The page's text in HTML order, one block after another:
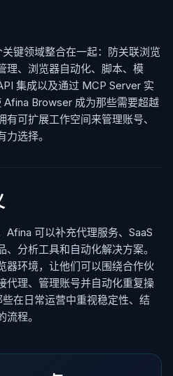
键领域整合在一起：防关联浏览
理、浏览器自动化、脚本、模
集成以及通过 MCP Server 实
Afina Browser 成为那些需要超越
可扩展工作空间来管理账号、
选择。
Afina 可以补充代理服务、SaaS
分析工具和自动化解决方案。
器环境，让他们可以围绕合作伙
代理、管理账号并自动化重复操
在日常运营中重视稳定性、结
程。